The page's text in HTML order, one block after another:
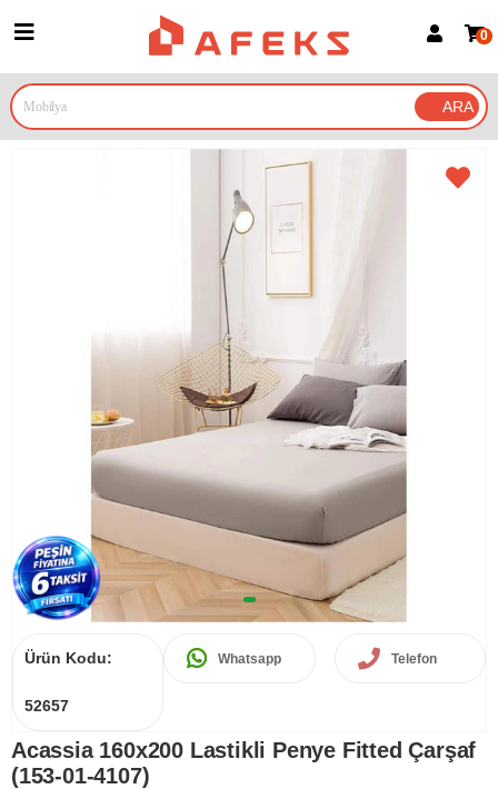
Google İle Bağlan
0
Ürün Kodu:
52657
Whatsapp Telefon
Acassia 160x200 Lastikli Penye Fitted Çarşaf
(153-01-4107)